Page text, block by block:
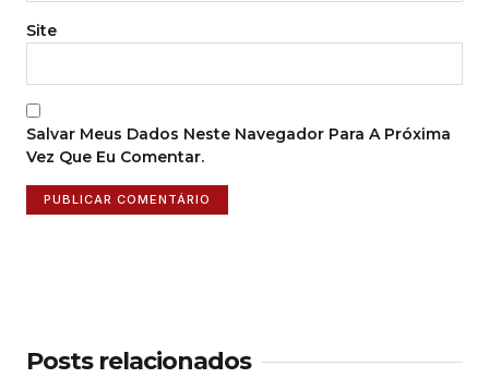
Site
Salvar Meus Dados Neste Navegador Para A Próxima
Vez Que Eu Comentar.
Posts relacionados